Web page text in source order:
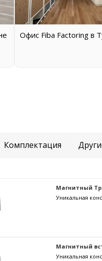
Офис Fiba Factoring в
Комплектация
Магнитный
Уникальная
Магнитный
Уникальная